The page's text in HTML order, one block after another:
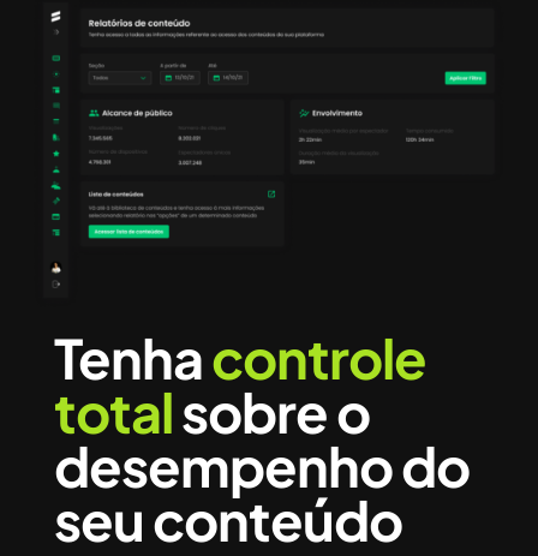
Tenhacontrole
totalsobre o
desempenho do
seu conteúdo